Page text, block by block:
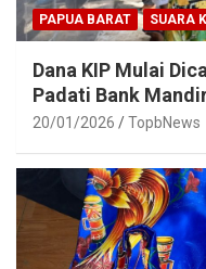
PAPUA BARAT SUARA
Dana KIP Mulai
Padati Bank
20/01/2026 TopbNews